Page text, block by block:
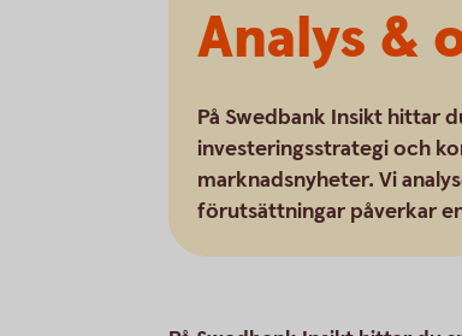
Analys &
På Swedbank Insikt hittar
investeringsstrategi och
marknadsnyheter. Vi
förutsättningar påverkar